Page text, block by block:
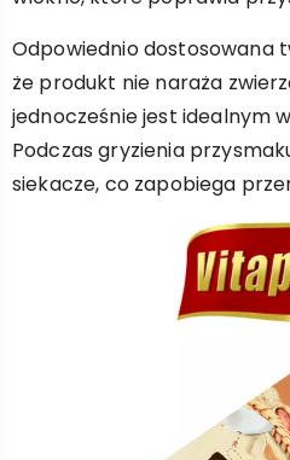
Odpowiednio dostosowana
że produkt nie naraża
jednocześnie jest idealnym
Podczas gryzienia
siekacze, co zapobiega